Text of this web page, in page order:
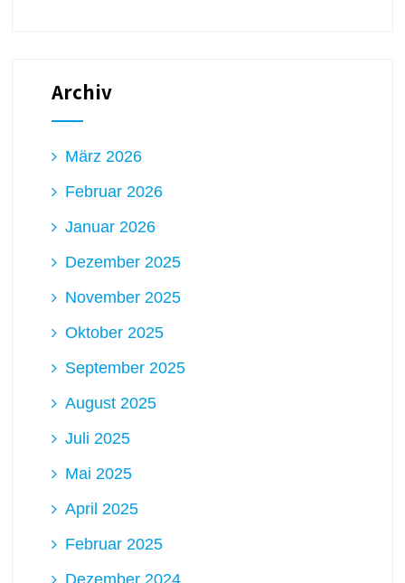
Archiv
März 2026
Februar 2026
Januar 2026
Dezember 2025
November 2025
Oktober 2025
September 2025
August 2025
Juli 2025
Mai 2025
April 2025
Februar 2025